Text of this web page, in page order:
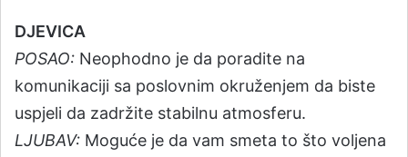
DJEVICA
POSAO: Neophodno je da poradite na
komunikaciji sa poslovnim okruženjem da biste
uspjeli da zadržite stabilnu atmosferu.
LJUBAV: Moguće je da vam smeta to što voljena